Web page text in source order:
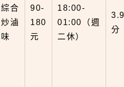
綜合
炒滷
味
90-
180
元
18:00-
01:00（週
二休）
分